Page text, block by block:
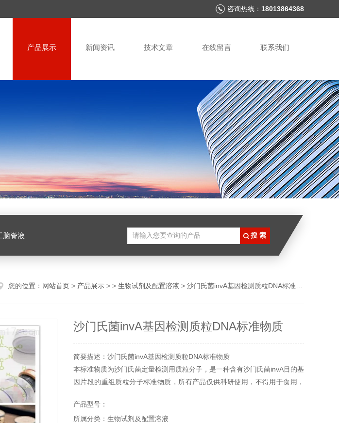
咨询热线： 18013864368
产品展示 新闻资讯 技术文章 在线留言 联系我们
脑脊液
您的位置： 网站首页 > 产品展示 > > 生物试剂及配置溶液 > 沙门氏菌invA基因检测质粒DNA标准物质
沙门氏菌invA基因检测质粒DNA标准物质
简要描述：沙门氏菌invA基因检测质粒DNA标准物质
本标准物质为沙门氏菌定量检测用质粒分子，是一种含有沙门氏菌invA目的基
因片段的重组质粒分子标准物质，所有产品仅供科研使用，不得用于食用，
产品型号：
所属分类：生物试剂及配置溶液